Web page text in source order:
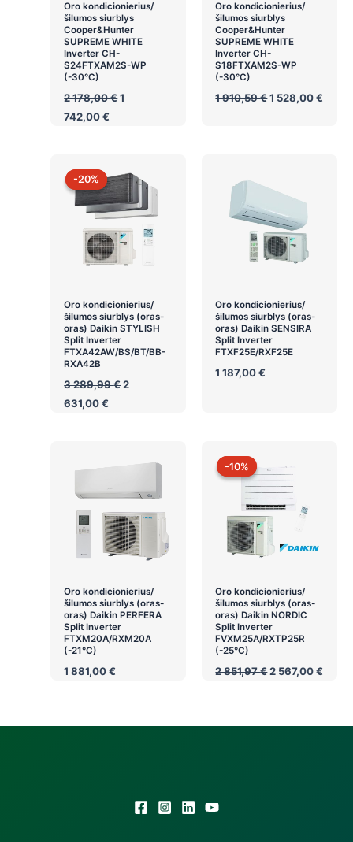
Oro kondicionierius/
šilumos siurblys
Cooper&Hunter
SUPREME WHITE
Inverter CH-
S24FTXAM2S-WP
(-30°C)
2 178,00€Original
1
742,00€
Oro kondicionierius/
šilumos siurblys
Cooper&Hunter
SUPREME WHITE
Inverter CH-
S18FTXAM2S-WP
(-30°C)
1 910,59€Original
1 528,00€
-20%
-20%
Oro kondicionierius/
šilumos siurblys (oras-
oras) Daikin STYLISH
Split Inverter
FTXA42AW/BS/BT/BB-
RXA42B
3 289,99€Original
2
631,00€
Oro kondicionierius/
šilumos siurblys (oras-
oras) Daikin SENSIRA
Split Inverter
FTXF25E/RXF25E
1 187,00€
Oro kondicionierius/
šilumos siurblys (oras-
oras) Daikin PERFERA
Split Inverter
FTXM20A/RXM20A
(-21°C)
1 881,00€
-10%
-10%
Oro kondicionierius/
šilumos siurblys (oras-
oras) Daikin NORDIC
Split Inverter
FVXM25A/RXTP25R
(-25°C)
2 851,97€Original
2 567,00€